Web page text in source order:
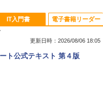
Neo A18 Proチッ
ために設計、Liquid Ret
ード - 800 Robux 【限
ド】 ロブロックス | オン
IT入門書
更新日時：2026/08/06 18:05
ト公式テキスト 第４版
電子書籍リーダー